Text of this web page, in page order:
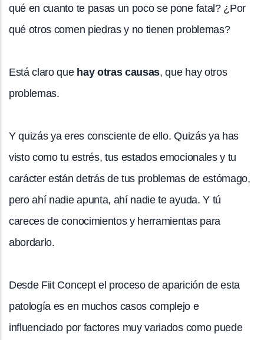
qué en cuanto te pasas un poco se pone fatal? ¿Por
qué otros comen piedras y no tienen problemas?
Está claro que hay otras causas, que hay otros
problemas.
Y quizás ya eres consciente de ello. Quizás ya has
visto como tu estrés, tus estados emocionales y tu
carácter están detrás de tus problemas de estómago,
pero ahí nadie apunta, ahí nadie te ayuda. Y tú
careces de conocimientos y herramientas para
abordarlo.
Desde Fiit Concept el proceso de aparición de esta
patología es en muchos casos complejo e
influenciado por factores muy variados como puede